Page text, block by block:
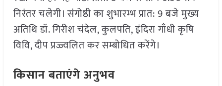
निरंतर चलेगी। संगोष्ठी का शुभारम्भ प्रात: 9 बजे मुख्य
अतिथि डॉ. गिरीश चंदेल, कुलपति, इंदिरा गाँधी कृषि
विवि, दीप प्रज्ज्वलित कर सम्बोधित करेंगे।
किसान बताएंगे अनुभव